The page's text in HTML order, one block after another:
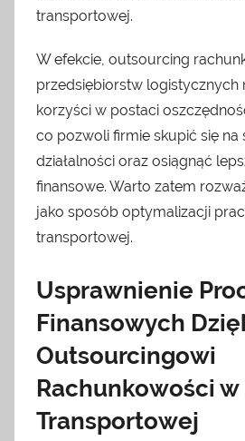
transportowej.
W efekcie, outsourcing
przedsiębiorstw logistycznych
korzyści w postaci
co pozwoli firmie skupić się na
działalności oraz osiągnąć
finansowe. Warto zatem
jako sposób optymalizacji
transportowej.
Usprawnienie
Finansowych
Outsourcingowi
Rachunkowości w
Transportowej